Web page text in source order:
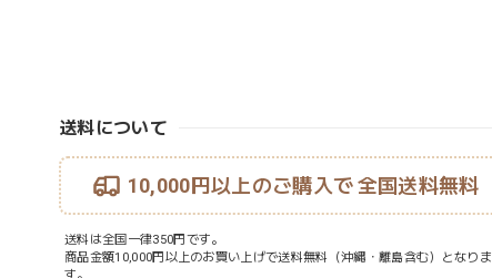
送料について
10,000円以上のご購入で全国送料無料
送料は全国一律350円です。
商品金額10,000円以上のお買い上げで送料無料（沖縄・離島含む）となりま